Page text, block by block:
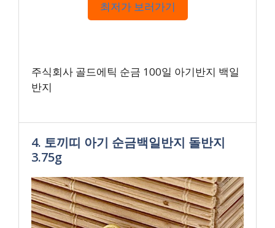
최저가 보러가기
주식회사 골드에틱 순금 100일 아기반지 백일
반지
4. 토끼띠 아기 순금백일반지 돌반지
3.75g